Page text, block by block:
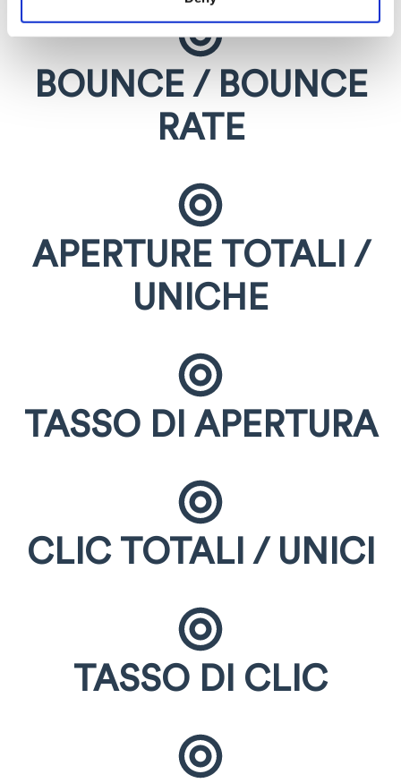
BOUNCE / BOUNCE
RATE
APERTURE TOTALI /
UNICHE
TASSO DI APERTURA
CLIC TOTALI / UNICI
TASSO DI CLIC